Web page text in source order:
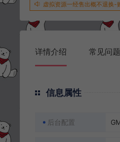
虚拟资源一经售出概不退换-
详情介绍 常见问题
信息属性
后台配置